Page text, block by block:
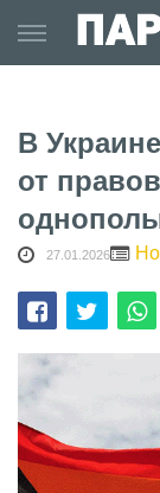
to
content
В
от
27.01.2026